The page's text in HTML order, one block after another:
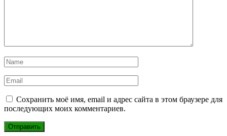
Сохранить моё имя, email и адрес сайта в этом браузере для
последующих моих комментариев.